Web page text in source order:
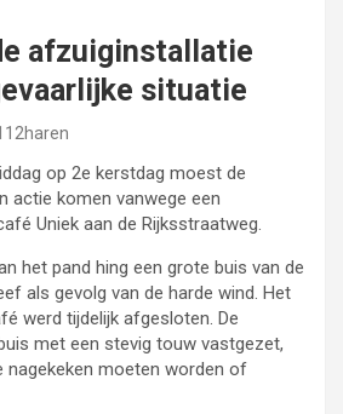
afzuiginstallatie
situatie
op 2e kerstdag moest de
actie komen vanwege een
Uniek aan de Rijksstraatweg.
het pand hing een grote buis van de
als gevolg van de harde wind. Het
werd tijdelijk afgesloten. De
met een stevig touw vastgezet,
nagekeken moeten worden of